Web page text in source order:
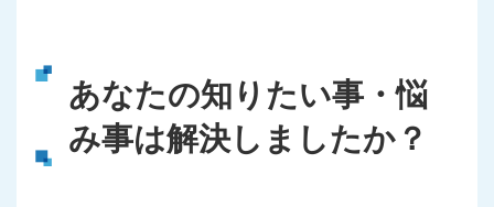
あなたの知りたい事・悩
み事は解決しましたか？